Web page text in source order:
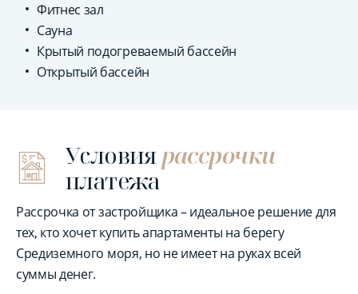
Фитнес зал
Сауна
Крытый подогреваемый бассейн
Открытый бассейн
Условиярассрочки
платежа
Рассрочка от застройщика – идеальное решение для
тех, кто хочет купить апартаменты на берегу
Средиземного моря, но не имеет на руках всей
суммы денег.